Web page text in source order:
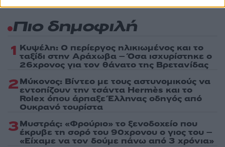
Πιο δημοφιλή
1 Κυψέλη: Ο περίεργος ηλικιωμένος και το
ταξίδι στην Αράχωβα – Όσα ισχυρίστηκε ο
26χρονος για τον θάνατο της Βρετανίδας
2Μύκονος: Βίντεο με τους αστυνομικούς να
εντοπίζουν την τσάντα Hermès και το
Rolex όπου άρπαξε Έλληνας οδηγός από
Ουκρανό τουρίστα
3Μυστράς: «Φρούριο» το ξενοδοχείο που
έκρυβε τη σορό του 90χρονου ο γιος του –
«Είχαμε να τον δούμε πάνω από 3 χρόνια»